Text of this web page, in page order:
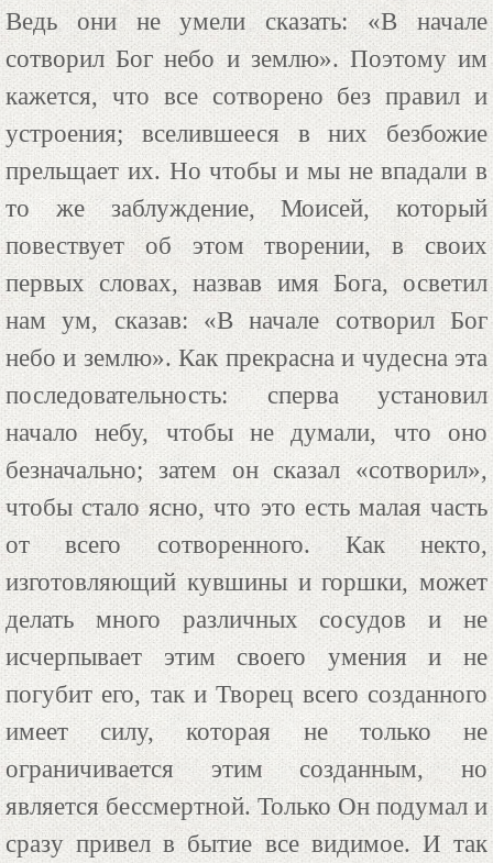
Ведь они не умели сказать: «В начале
сотворил Бог небо и землю». Поэтому им
кажется, что все сотворено без правил и
устроения; вселившееся в них безбожие
прельщает их. Но чтобы и мы не впадали в
то же заблуждение, Моисей, который
повествует об этом творении, в своих
первых словах, назвав имя Бога, осветил
нам ум, сказав: «В начале сотворил Бог
небо и землю». Как прекрасна и чудесна эта
последовательность: сперва установил
начало небу, чтобы не думали, что оно
безначально; затем он сказал «сотворил»,
чтобы стало ясно, что это есть малая часть
от всего сотворенного. Как некто,
изготовляющий кувшины и горшки, может
делать много различных сосудов и не
исчерпывает этим своего умения и не
погубит его, так и Творец всего созданного
имеет силу, которая не только не
ограничивается этим созданным, но
является бессмертной. Только Он подумал и
сразу привел в бытие все видимое. И так